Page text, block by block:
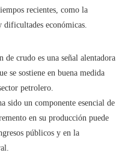
recientes, como la
económicas.
crudo es una señal alentadora
se sostiene en buena medida
petrolero.
sido un componente esencial de
en su producción puede
públicos y en la